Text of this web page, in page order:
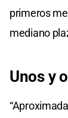
primeros
mediano
Unos y